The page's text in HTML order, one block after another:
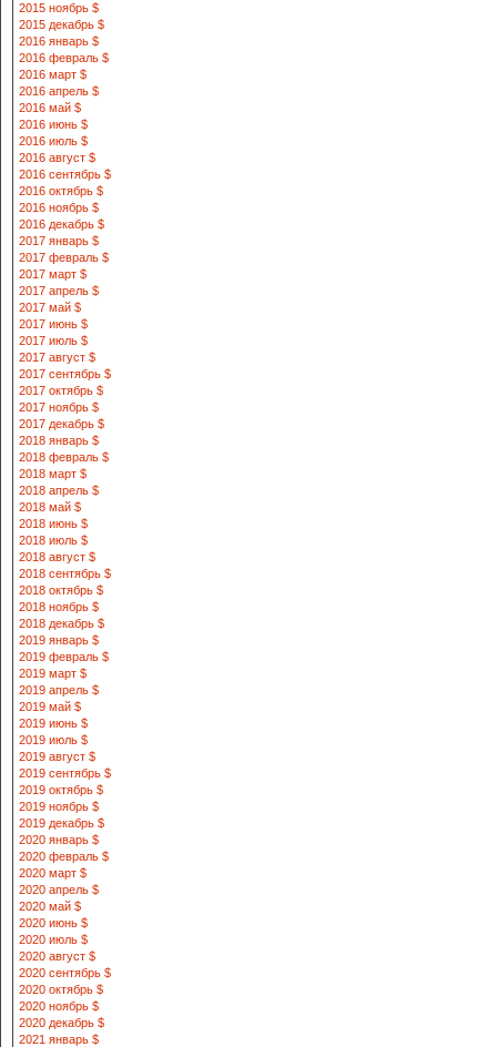
2015 ноябрь $
2015 декабрь $
2016 январь $
2016 февраль $
2016 март $
2016 апрель $
2016 май $
2016 июнь $
2016 июль $
2016 август $
2016 сентябрь $
2016 октябрь $
2016 ноябрь $
2016 декабрь $
2017 январь $
2017 февраль $
2017 март $
2017 апрель $
2017 май $
2017 июнь $
2017 июль $
2017 август $
2017 сентябрь $
2017 октябрь $
2017 ноябрь $
2017 декабрь $
2018 январь $
2018 февраль $
2018 март $
2018 апрель $
2018 май $
2018 июнь $
2018 июль $
2018 август $
2018 сентябрь $
2018 октябрь $
2018 ноябрь $
2018 декабрь $
2019 январь $
2019 февраль $
2019 март $
2019 апрель $
2019 май $
2019 июнь $
2019 июль $
2019 август $
2019 сентябрь $
2019 октябрь $
2019 ноябрь $
2019 декабрь $
2020 январь $
2020 февраль $
2020 март $
2020 апрель $
2020 май $
2020 июнь $
2020 июль $
2020 август $
2020 сентябрь $
2020 октябрь $
2020 ноябрь $
2020 декабрь $
2021 январь $